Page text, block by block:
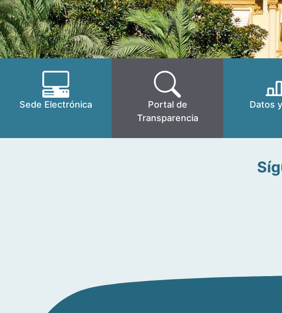
Sede Electrónica
Portal de
Transparencia
Datos